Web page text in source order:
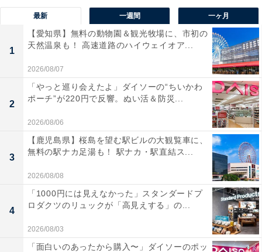
最新 一週間 一ヶ月
1
【愛知県】無料の動物園＆観光牧場に、市初の
天然温泉も！ 高速道路のハイウェイオア...
2026/08/07
2
「やっと巡り会えたよ」ダイソーの“ちいかわ
ポーチ”が220円で反響。ぬい活＆防災...
2026/08/06
3
【鹿児島県】桜島を望む駅ビルの大観覧車に、
無料の駅ナカ足湯も！ 駅ナカ・駅直結ス...
2026/08/08
4
「1000円には見えなかった」スタンダードプ
ロダクツのリュックが「高見えする」の...
2026/08/03
「面白いのあったから購入〜」ダイソーのポッ